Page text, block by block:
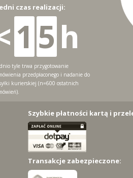
czas realizacji:
1 5h
tyle trwa przygotowanie
przedpłaconego i nadanie do
kurierskiej (n=600 ostatnich
Szybkie płatności kartą i
Transakcje zabezpieczone: